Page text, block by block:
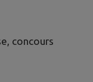
concours